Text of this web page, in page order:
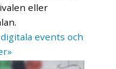
eller
events och